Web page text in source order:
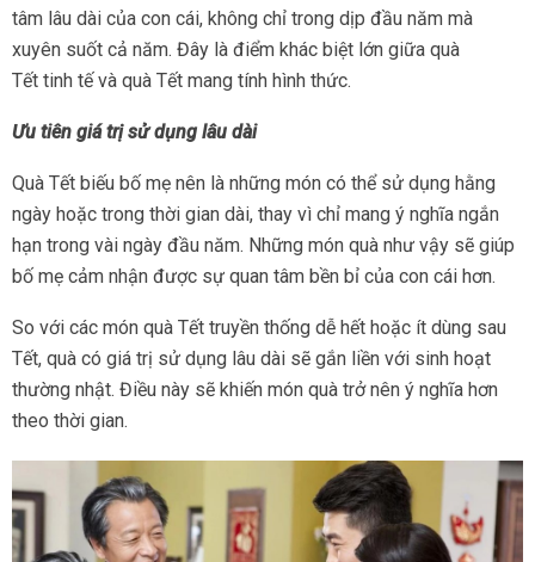
tâm lâu dài của con cái, không chỉ trong dịp đầu năm mà
xuyên suốt cả năm. Đây là điểm khác biệt lớn giữa quà
Tết tinh tế và quà Tết mang tính hình thức.
Ưu tiên giá trị sử dụng lâu dài
Quà Tết biếu bố mẹ nên là những món có thể sử dụng hằng
ngày hoặc trong thời gian dài, thay vì chỉ mang ý nghĩa ngắn
hạn trong vài ngày đầu năm. Những món quà như vậy sẽ giúp
bố mẹ cảm nhận được sự quan tâm bền bỉ của con cái hơn.
So với các món quà Tết truyền thống dễ hết hoặc ít dùng sau
Tết, quà có giá trị sử dụng lâu dài sẽ gắn liền với sinh hoạt
thường nhật. Điều này sẽ khiến món quà trở nên ý nghĩa hơn
theo thời gian.